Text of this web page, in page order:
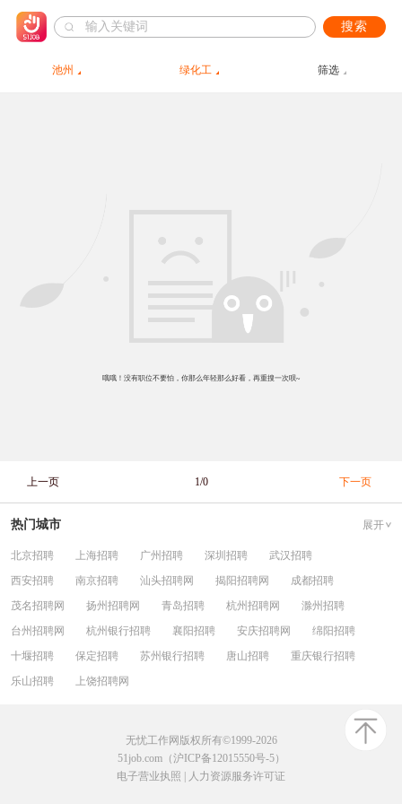
搜索
池州 绿化工 筛选
哦哦！没有职位不要怕，你那么年轻那么好看，再重搜一次呗~
上一页 1/0 下一页
热门城市 展开
北京招聘 上海招聘 广州招聘 深圳招聘
武汉招聘
西安招聘
南京招聘 汕头招聘网 揭阳招聘网
成都招聘
茂名招聘网
扬州招聘网 青岛招聘 杭州招聘网
滁州招聘
台州招聘网
杭州银行招聘 襄阳招聘 安庆招聘网
绵阳招聘
十堰招聘
保定招聘 苏州银行招聘 唐山招聘
重庆银行招聘
乐山招聘
上饶招聘网
无忧工作网版权所有©1999-2026
51job.com（沪ICP备12015550号-5）
电子营业执照
人力资源服务许可证